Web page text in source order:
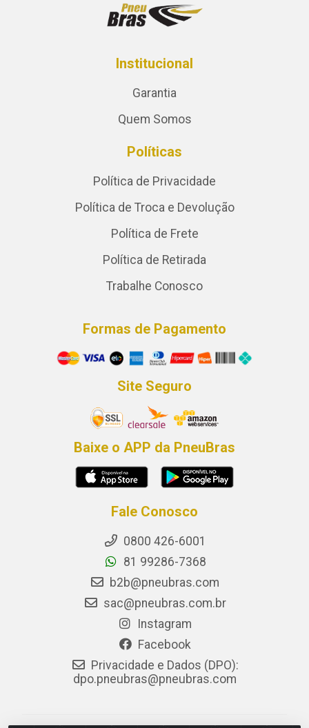
Institucional
Garantia
Quem Somos
Políticas
Política de Privacidade
Política de Troca e Devolução
Política de Frete
Política de Retirada
Trabalhe Conosco
Formas de Pagamento
Site Seguro
Baixe o APP da PneuBras
Fale Conosco
0800 426-6001
81 99286-7368
b2b@pneubras.com
sac@pneubras.com.br
Instagram
Facebook
Privacidade e Dados (DPO):
dpo.pneubras@pneubras.com